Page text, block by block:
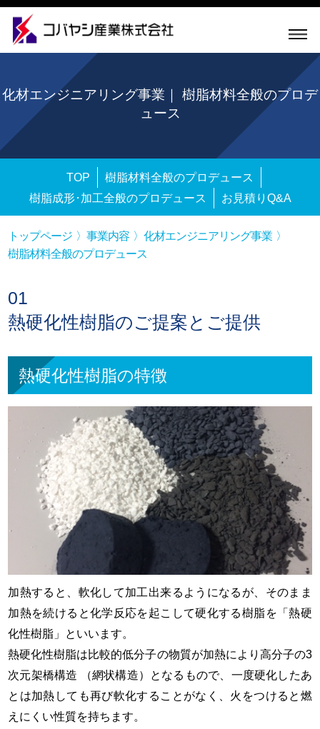
化材エンジニアリング事業｜ 樹脂材料全般のプロデ
ュース
TOP
樹脂材料全般のプロデュース
樹脂成形･加工全般のプロデュース
お見積りQ&A
トップページ 事業内容
化材エンジニアリング事業
樹脂材料全般のプロデュース
01
熱硬化性樹脂のご提案とご提供
熱硬化性樹脂の特徴
加熱すると、軟化して加工出来るようになるが、そのまま
加熱を続けると化学反応を起こして硬化する樹脂を「熱硬
化性樹脂」といいます。
熱硬化性樹脂は比較的低分子の物質が加熱により高分子の3
次元架橋構造 （網状構造）となるもので、一度硬化したあ
とは加熱しても再び軟化することがなく、火をつけると燃
えにくい性質を持ちます。